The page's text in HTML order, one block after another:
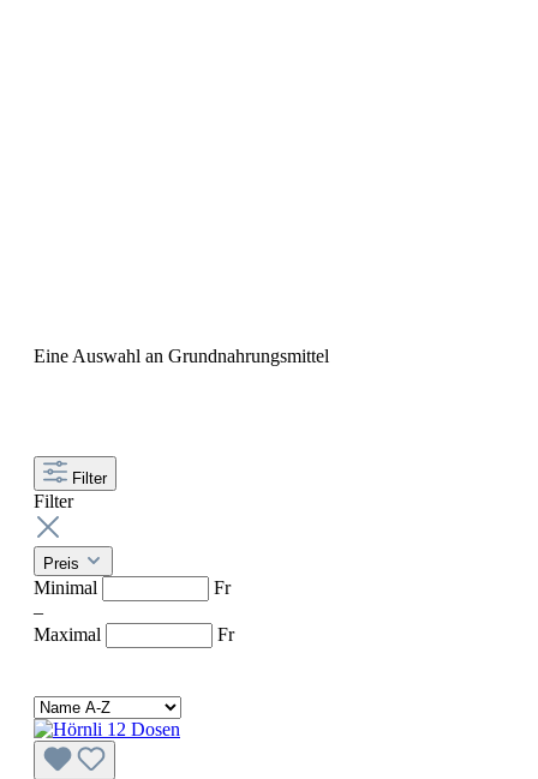
Eine Auswahl an Grundnahrungsmittel
Filter
Filter
Preis
Minimal
Fr
–
Maximal
Fr